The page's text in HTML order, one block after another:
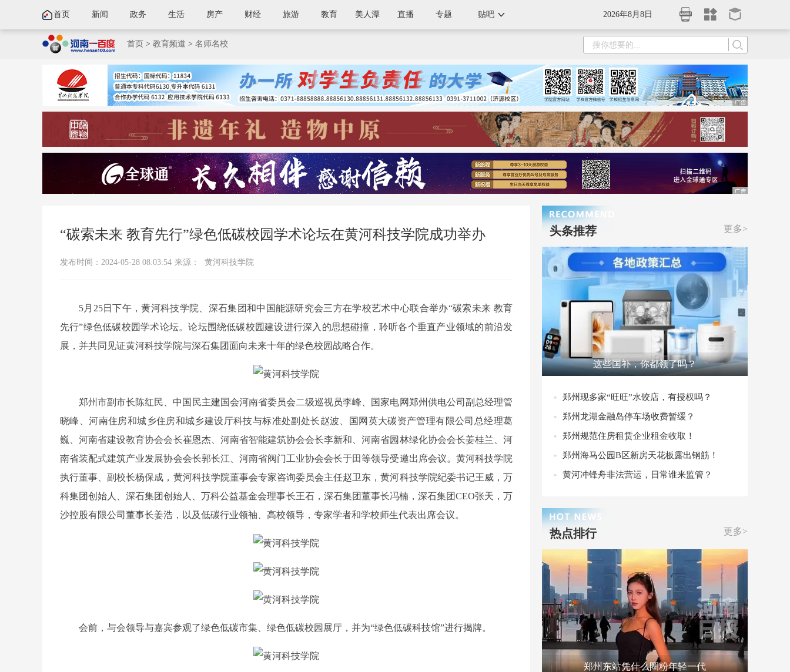
2026年8月8日
首页 新闻 政务 生活 房产 财经 旅游 教育 美人潭 直播 专题 贴吧
首页 > 教育频道 > 名师名校
“碳索未来 教育先行”绿色低碳校园学术论坛在黄河科技学院成功举办
发布时间：2024-05-28 08:03:54 来源： 黄河科技学院
5月25日下午，黄河科技学院、深石集团和中国能源研究会三方在学校艺术中心联合举办“碳索未来 教育
先行”绿色低碳校园学术论坛。论坛围绕低碳校园建设进行深入的思想碰撞，聆听各个垂直产业领域的前沿发
展，并共同见证黄河科技学院与深石集团面向未来十年的绿色校园战略合作。
郑州市副市长陈红民、中国民主建国会河南省委员会二级巡视员李峰、国家电网郑州供电公司副总经理管
晓峰、河南住房和城乡住房和城乡建设厅科技与标准处副处长赵波、国网英大碳资产管理有限公司总经理葛
巍、河南省建设教育协会会长崔恩杰、河南省智能建筑协会会长李新和、河南省园林绿化协会会长姜桂兰、河
南省装配式建筑产业发展协会会长郭长江、河南省阀门工业协会会长于田等领导受邀出席会议。黄河科技学院
执行董事、副校长杨保成，黄河科技学院董事会专家咨询委员会主任赵卫东，黄河科技学院纪委书记王威，万
科集团创始人、深石集团创始人、万科公益基金会理事长王石，深石集团董事长冯楠，深石集团CEO张天，万
沙控股有限公司董事长姜浩，以及低碳行业领袖、高校领导，专家学者和学校师生代表出席会议。
会前，与会领导与嘉宾参观了绿色低碳市集、绿色低碳校园展厅，并为“绿色低碳科技馆”进行揭牌。
更多>
头条推荐
这些国补，你都领了吗？
郑州现多家“旺旺”水饺店，有授权吗？
郑州龙湖金融岛停车场收费暂缓？
郑州规范住房租赁企业租金收取！
郑州海马公园B区新房天花板露出钢筋！
黄河冲锋舟非法营运，日常谁来监管？
更多>
热点排行
郑州东站凭什么圈粉年轻一代